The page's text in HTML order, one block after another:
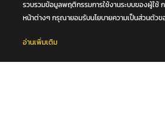
รวบรวมข้อมูลพฤติกรรมการใช้งานระบบของผู้ใช้ ก
หน้าต่างๆ กรุณายอมรับนโยบายความเป็นส่วนตัวข
อ่านเพิ่มเติม